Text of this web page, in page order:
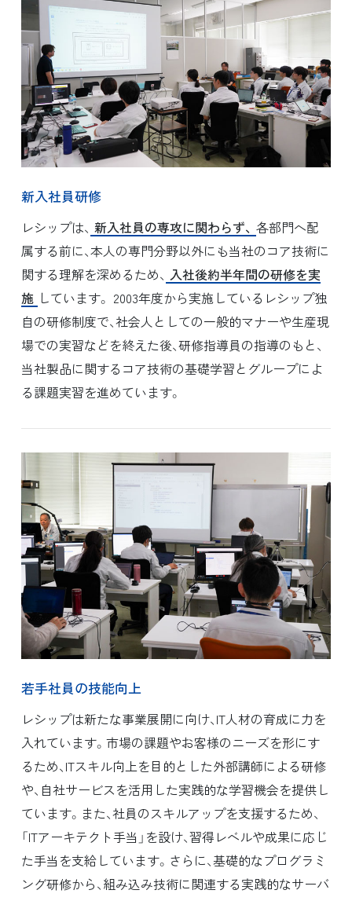
新入社員研修
レシップは、 新入社員の専攻に関わらず、
各部門へ配
属する前に、本人の専門分野以外にも当社のコア技術に
関する理解を深めるため、
入社後約半年間の研修を実
施
しています。 2003年度から実施しているレシップ独
自の研修制度で、社会人としての一般的マナーや生産現
場での実習などを終えた後、研修指導員の指導のもと、
当社製品に関するコア技術の基礎学習とグループによ
る課題実習を進めています。
若手社員の技能向上
レシップは新たな事業展開に向け、IT人材の育成に力を
入れています。市場の課題やお客様のニーズを形にす
るため、ITスキル向上を目的とした外部講師による研修
や、自社サービスを活用した実践的な学習機会を提供し
ています。また、社員のスキルアップを支援するため、
「ITアーキテクト手当」を設け、習得レベルや成果に応じ
た手当を支給しています。さらに、基礎的なプログラミ
ング研修から、組み込み技術に関連する実践的なサーバ